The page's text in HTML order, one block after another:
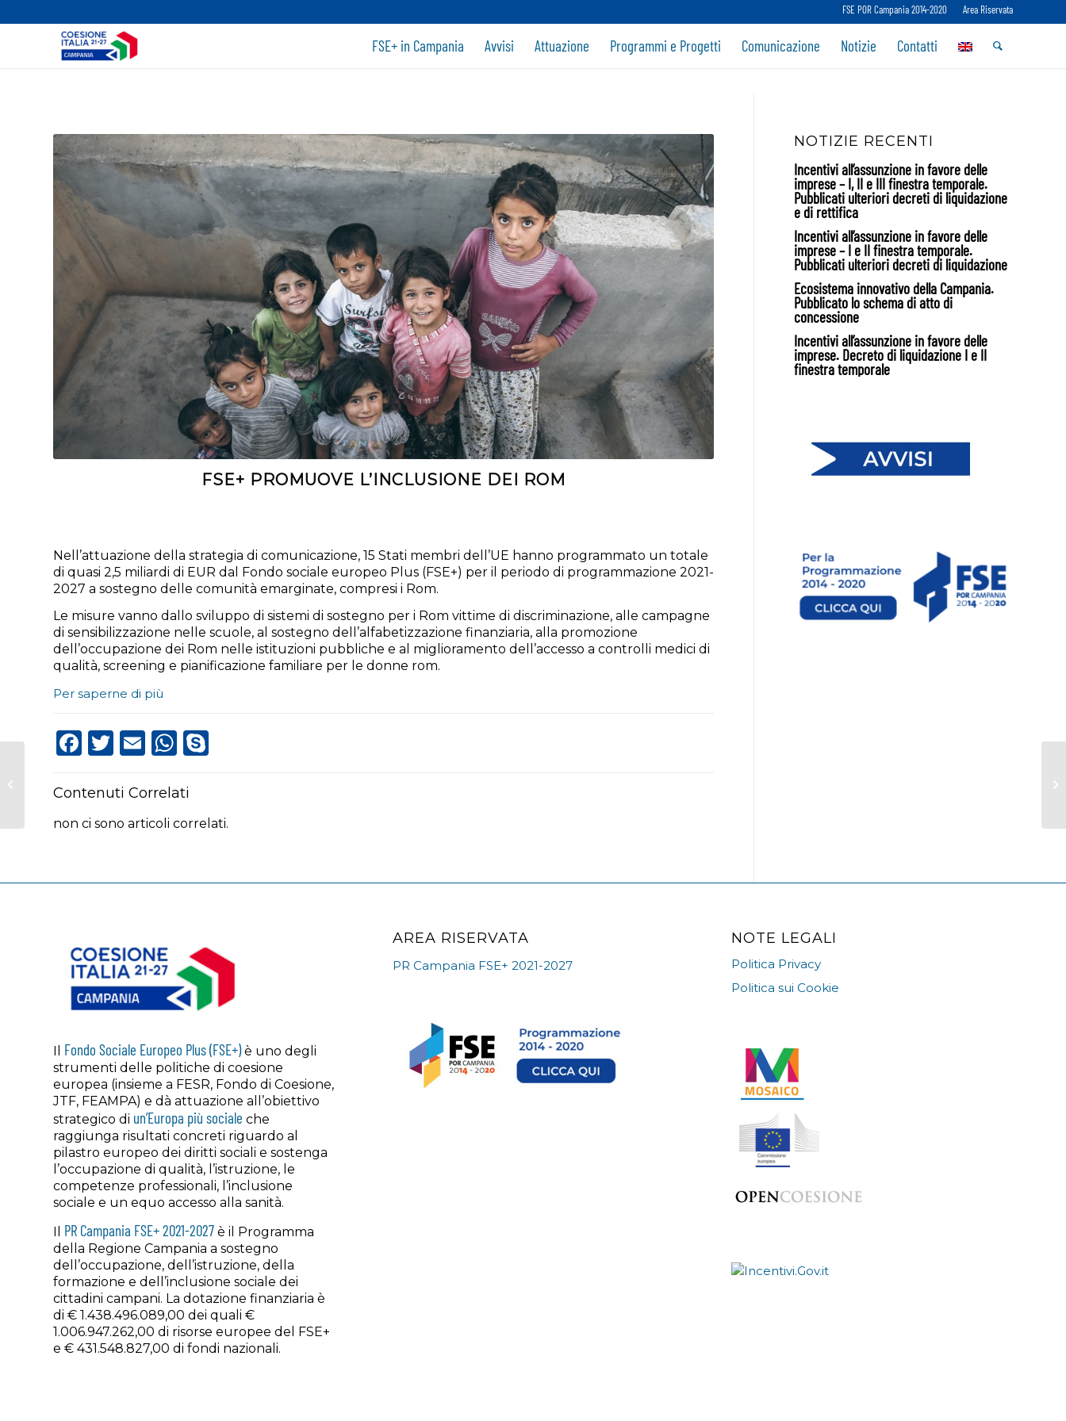
FSE POR Campania 2014-2020 Area Riservata
FSE+ in Campania Avvisi Attuazione Programmi e Progetti Comunicazione Notizie Contatti
FSE+ PROMUOVE L’INCLUSIONE DEI ROM
Nell’attuazione della strategia di comunicazione, 15 Stati membri dell’UE hanno programmato un totale
di quasi 2,5 miliardi di EUR dal Fondo sociale europeo Plus (FSE+) per il periodo di programmazione 2021-
2027 a sostegno delle comunità emarginate, compresi i Rom.
Le misure vanno dallo sviluppo di sistemi di sostegno per i Rom vittime di discriminazione, alle campagne
di sensibilizzazione nelle scuole, al sostegno dell’alfabetizzazione finanziaria, alla promozione
dell’occupazione dei Rom nelle istituzioni pubbliche e al miglioramento dell’accesso a controlli medici di
qualità, screening e pianificazione familiare per le donne rom.
Per saperne di più
Facebook
Twitter Email WhatsApp
Contenuti Correlati
non ci sono articoli correlati.
NOTIZIE RECENTI
Incentivi all’assunzione in favore delle
imprese – I, II e III finestra temporale.
Pubblicati ulteriori decreti di liquidazione
e di rettifica
Incentivi all’assunzione in favore delle
imprese – I e II finestra temporale.
Pubblicati ulteriori decreti di liquidazione
Ecosistema innovativo della Campania.
Pubblicato lo schema di atto di
concessione
Incentivi all’assunzione in favore delle
imprese. Decreto di liquidazione I e II
finestra temporale
Fondo Sociale Europeo Plus (FSE+)è uno degli
strumenti delle politiche di coesione
europea (insieme a FESR, Fondo di Coesione,
JTF, FEAMPA) e dà attuazione all’obiettivo
strategico di un’Europa più sociale che
raggiunga risultati concreti riguardo al
pilastro europeo dei diritti sociali e sostenga
l’occupazione di qualità, l’istruzione, le
competenze professionali, l’inclusione
sociale e un equo accesso alla sanità.
Il PR Campania FSE+ 2021-2027 è il Programma
della Regione Campania a sostegno
dell’occupazione, dell’istruzione, della
formazione e dell’inclusione sociale dei
cittadini campani. La dotazione finanziaria è
di € 1.438.496.089,00 dei quali €
1.006.947.262,00 di risorse europee del FSE+
e € 431.548.827,00 di fondi nazionali.
AREA RISERVATA
PR Campania FSE+ 2021-2027
NOTE LEGALI
Politica Privacy
Politica sui Cookie
Campania